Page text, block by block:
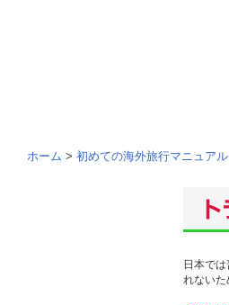
ホーム > 初めての海外旅行マニュアル
日本で
れないた